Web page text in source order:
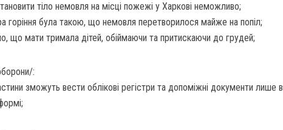
тіло немовля на місці пожежі у Харкові неможливо;
горіння була такою, що немовля перетворилося майже на попіл;
що мати тримала дітей, обіймаючи та притискаючи до грудей;
:
зможуть вести облікові регістри та допоміжні документи лише в